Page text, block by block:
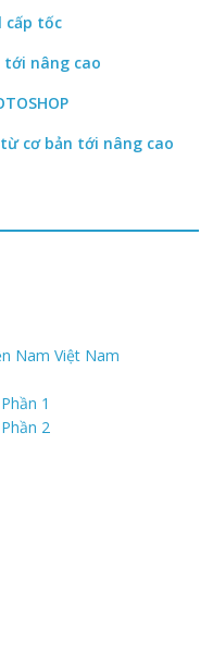
cấp tốc
tới nâng cao
từ cơ bản tới nâng cao
Nam Việt Nam
1
2